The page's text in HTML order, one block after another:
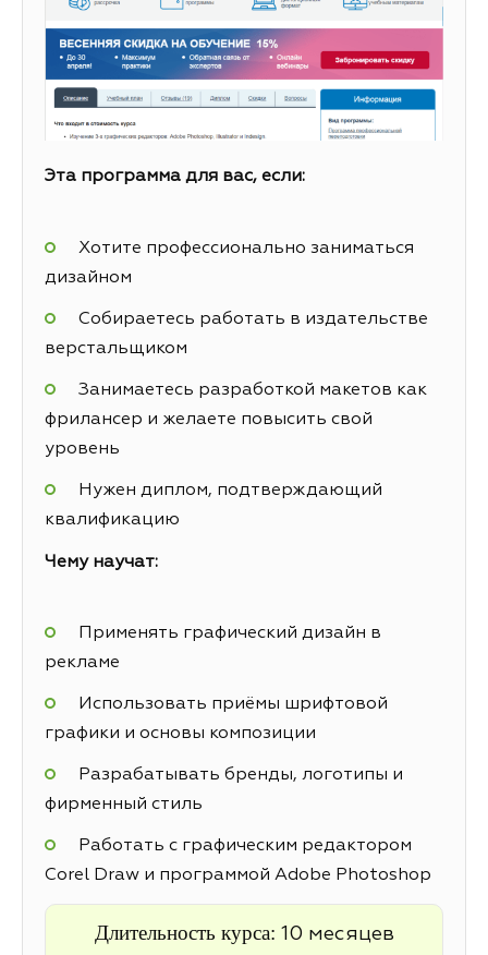
Эта программа для вас, если:
Хотите профессионально заниматься
дизайном
Собираетесь работать в издательстве
верстальщиком
Занимаетесь разработкой макетов как
фрилансер и желаете повысить свой
уровень
Нужен диплом, подтверждающий
квалификацию
Чему научат:
Применять графический дизайн в
рекламе
Использовать приёмы шрифтовой
графики и основы композиции
Разрабатывать бренды, логотипы и
фирменный стиль
Работать с графическим редактором
Corel Draw и программой Adobe Photoshop
Длительность курса: 10 месяцев